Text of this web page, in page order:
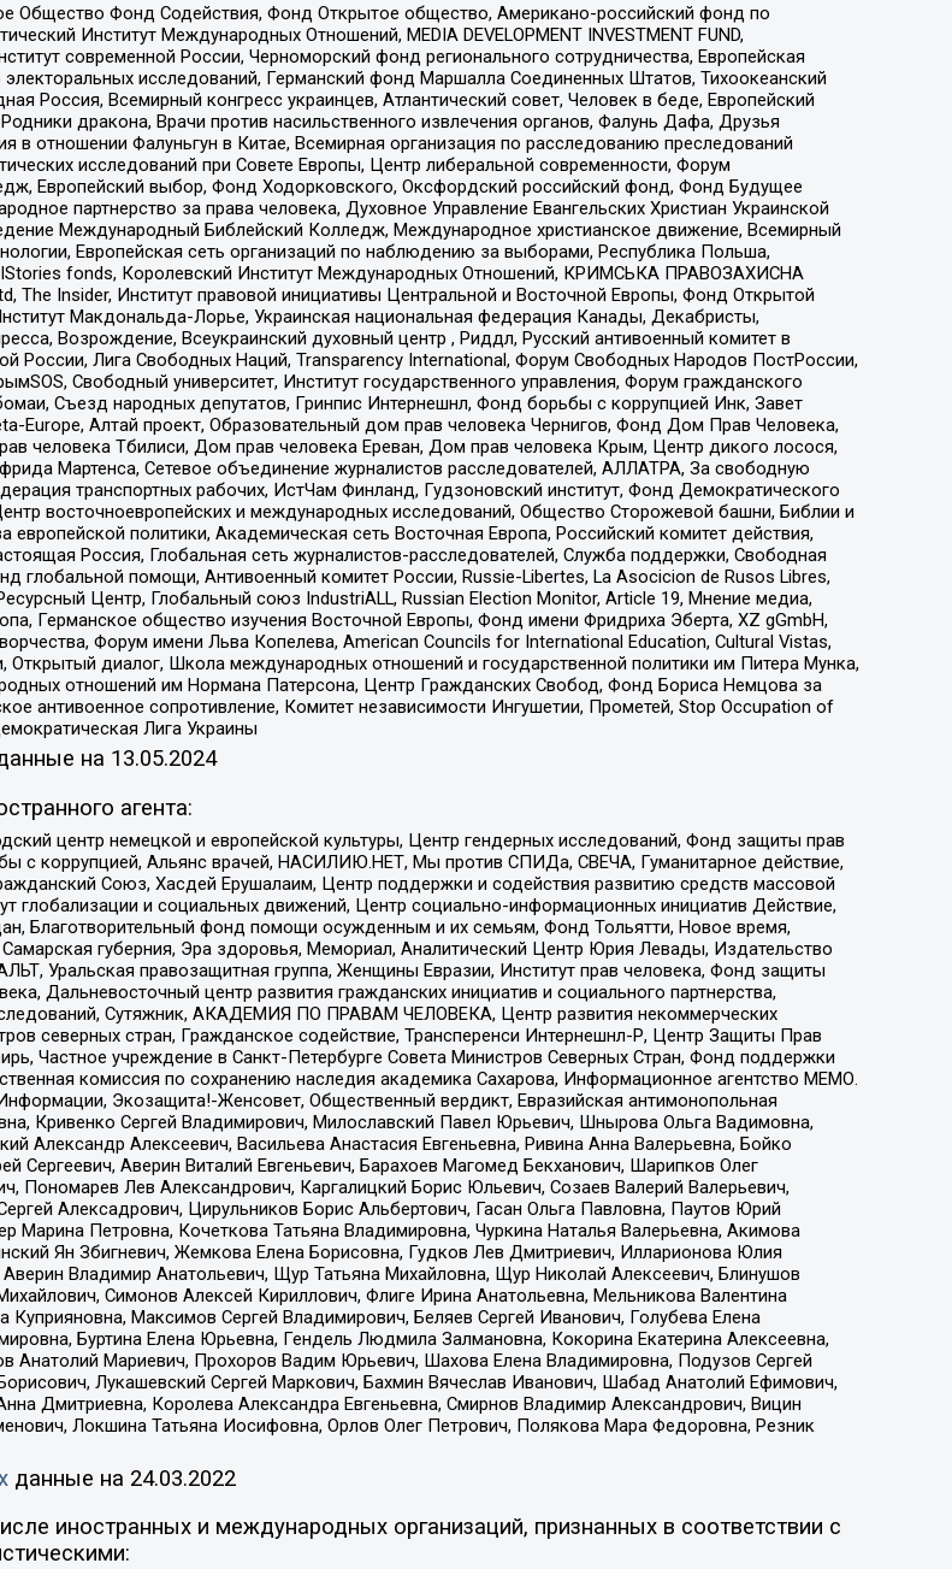
Общество Фонд Содействия, Фонд Открытое общество, Американо-российский фонд по
Институт Международных Отношений, MEDIA DEVELOPMENT INVESTMENT FUND,
современной России, Черноморский фонд регионального сотрудничества, Европейская
исследований, Германский фонд Маршалла Соединенных Штатов, Тихоокеанский
Россия, Всемирный конгресс украинцев, Атлантический совет, Человек в беде, Европейский
дракона, Врачи против насильственного извлечения органов, Фалунь Дафа, Друзья
в отношении Фалуньгун в Китае, Всемирная организация по расследованию преследований
исследований при Совете Европы, Центр либеральной современности, Форум
Европейский выбор, Фонд Ходорковского, Оксфордский российский фонд, Фонд Будущее
партнерство за права человека, Духовное Управление Евангельских Христиан Украинской
Международный Библейский Колледж, Международное христианское движение, Всемирный
Европейская сеть организаций по наблюдению за выборами, Республика Польша,
fonds, Королевский Институт Международных Отношений, КРИМСЬКА ПРАВОЗАХИСНА
The Insider, Институт правовой инициативы Центральной и Восточной Европы, Фонд Открытой
Макдональда-Лорье, Украинская национальная федерация Канады, Декабристы,
Возрождение, Всеукраинский духовный центр , Риддл, Русский антивоенный комитет в
Лига Свободных Наций, Transparеncy International, Форум Свободных Народов ПостРоссии,
Свободный университет, Институт государственного управления, Форум гражданского
Съезд народных депутатов, Гринпис Интернешнл, Фонд борьбы с коррупцией Инк, Завет
Europe, Алтай проект, Образовательный дом прав человека Чернигов, Фонд Дом Прав Человека,
человека Тбилиси, Дом прав человека Ереван, Дом прав человека Крым, Центр дикого лосося,
Мартенса, Сетевое объединение журналистов расследователей, АЛЛАТРА, За свободную
транспортных рабочих, ИстЧам Финланд, Гудзоновский институт, Фонд Демократического
восточноевропейских и международных исследований, Общество Сторожевой башни, Библии и
политики, Академическая сеть Восточная Европа, Российский комитет действия,
Россия, Глобальная сеть журналистов-расследователей, Служба поддержки, Свободная
глобальной помощи, Антивоенный комитет России, Russie-Libertes, La Asocicion de Rusos Libres,
Центр, Глобальный союз IndustriALL, Russian Election Monitor, Article 19, Мнение медиа,
Германское общество изучения Восточной Европы, Фонд имени Фридриха Эберта, XZ gGmbH,
Форум имени Льва Копелева, American Councils for International Education, Cultural Vistas,
диалог, Школа международных отношений и государственной политики им Питера Мунка,
отношений им Нормана Патерсона, Центр Гражданских Свобод, Фонд Бориса Немцова за
антивоенное сопротивление, Комитет независимости Ингушетии, Прометей, Stop Occupation of
Лига Украины
на 13.05.2024
агента:
центр немецкой и европейской культуры, Центр гендерных исследований, Фонд защиты прав
с коррупцией, Альянс врачей, НАСИЛИЮ.НЕТ, Мы против СПИДа, СВЕЧА, Гуманитарное действие,
Союз, Хасдей Ерушалаим, Центр поддержки и содействия развитию средств массовой
глобализации и социальных движений, Центр социально-информационных инициатив Действие,
Благотворительный фонд помощи осужденным и их семьям, Фонд Тольятти, Новое время,
губерния, Эра здоровья, Мемориал, Аналитический Центр Юрия Левады, Издательство
Уральская правозащитная группа, Женщины Евразии, Институт прав человека, Фонд защиты
Дальневосточный центр развития гражданских инициатив и социального партнерства,
Сутяжник, АКАДЕМИЯ ПО ПРАВАМ ЧЕЛОВЕКА, Центр развития некоммерческих
северных стран, Гражданское содействие, Трансперенси Интернешнл-Р, Центр Защиты Прав
Частное учреждение в Санкт-Петербурге Совета Министров Северных Стран, Фонд поддержки
комиссия по сохранению наследия академика Сахарова, Информационное агентство МЕМО.
Экозащита!-Женсовет, Общественный вердикт, Евразийская антимонопольная
Кривенко Сергей Владимирович, Милославский Павел Юрьевич, Шнырова Ольга Вадимовна,
Александр Алексеевич, Васильева Анастасия Евгеньевна, Ривина Анна Валерьевна, Бойко
Сергеевич, Аверин Виталий Евгеньевич, Барахоев Магомед Бекханович, Шарипков Олег
Пономарев Лев Александрович, Каргалицкий Борис Юльевич, Созаев Валерий Валерьевич,
Алексадрович, Цирульников Борис Альбертович, Гасан Ольга Павловна, Паутов Юрий
Марина Петровна, Кочеткова Татьяна Владимировна, Чуркина Наталья Валерьевна, Акимова
Ян Збигневич, Жемкова Елена Борисовна, Гудков Лев Дмитриевич, Илларионова Юлия
Владимир Анатольевич, Щур Татьяна Михайловна, Щур Николай Алексеевич, Блинушов
Симонов Алексей Кириллович, Флиге Ирина Анатольевна, Мельникова Валентина
Максимов Сергей Владимирович, Беляев Сергей Иванович, Голубева Елена
Буртина Елена Юрьевна, Гендель Людмила Залмановна, Кокорина Екатерина Алексеевна,
Анатолий Мариевич, Прохоров Вадим Юрьевич, Шахова Елена Владимировна, Подузов Сергей
Лукашевский Сергей Маркович, Бахмин Вячеслав Иванович, Шабад Анатолий Ефимович,
Дмитриевна, Королева Александра Евгеньевна, Смирнов Владимир Александрович, Вицин
Локшина Татьяна Иосифовна, Орлов Олег Петрович, Полякова Мара Федоровна, Резник
данные на 24.03.2022
иностранных и международных организаций, признанных в соответствии с